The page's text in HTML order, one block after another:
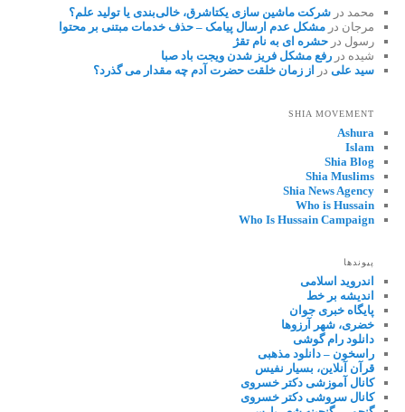
محمد درشرکت ماشین سازی یکتاشرق، خالی‌بندی یا تولید علم؟
مرجان درمشکل عدم ارسال پیامک – حذف خدمات مبتنی بر محتوا
رسول درحشره ای به نام تقژ
شیده دررفع مشکل فریز شدن ویجت باد صبا
سید علی در از زمان خلقت حضرت آدم چه مقدار می گذرد؟
SHIA MOVEMENT
Ashura
Islam
Shia Blog
Shia Muslims
Shia News Agency
Who is Hussain
Who Is Hussain Campaign
پیوندها
اندروید اسلامی
اندیشه بر خط
پایگاه خبری جوان
خضری، شهر آرزوها
دانلود رام گوشی
راسخون – دانلود مذهبی
قرآن آنلاین، بسیار نفیس
کانال آموزشی دکتر خسروی
کانال سروشی دکتر خسروی